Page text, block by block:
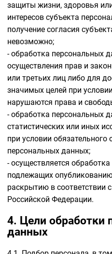
защиты жизни, здоровья
интересов субъекта
получение согласия
невозможно;
- обработка персональных
осуществления прав и
или третьих лиц либо для
значимых целей при
нарушаются права и
- обработка персональных
статистических или иных
при условии обязательного
персональных данных;
- осуществляется
подлежащих
раскрытию в соответствии
Российской Федерации.
4. Цели обработки
данных